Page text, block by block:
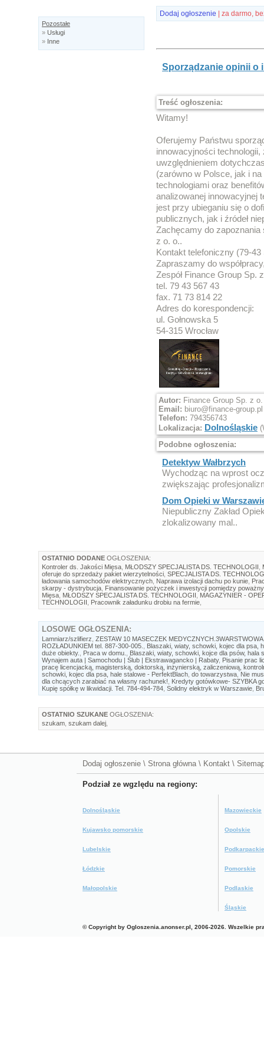
Pozostałe
» Usługi
» Inne
Dodaj ogłoszenie | za darmo,
Sporządzanie opinii
Treść ogłoszenia:
Witamy!
Oferujemy Państwu
innowacyjności
uwzględnieniem
(zarówno w Polsce, jak i
technologiami oraz
analizowanej innowacyjnej
jest przy ubieganiu się o
publicznych, jak i źródeł
Zachęcamy do zapoznania
z o. o..
Kontakt telefoniczny (79-43
Zapraszamy do
Zespół Finance Group Sp.
tel. 79 43 567 43
fax. 71 73 814 22
Adres do korespondencji:
ul. Gołnowska 5
54-315 Wrocław
Autor: Finance Group Sp. z
Email: biuro@finance-group.pl
Telefon: 794356743
Lokalizacja: Dolnośląskie
Podobne ogłoszenia:
Detektyw Wałbrzych
Wychodząc na wprost
zwiększając
Dom Opieki w
Niepubliczny Zakład
zlokalizowany mal..
OSTATNIO DODANE OGŁOSZENIA:
Kontroler ds. Jakości Mięsa MŁODSZY SPECJALISTA DS. TECHNOLOGII
oferuje do sprzedaży pakiet wierzytelności SPECJALISTA DS.
ładowania samochodów elektrycznych Naprawa izolacji dachu po kunie
skarpy - dystrybucja Finansowanie pożyczek i inwestycji pomiędzy
Mięsa MŁODSZY SPECJALISTA DS. TECHNOLOGII
MAGAZYNIER -
TECHNOLOGII
Pracownik załadunku drobiu na fermie
LOSOWE OGŁOSZENIA:
Lamniarz/szlifierz ZESTAW 10 MASECZEK
ROZŁADUNKIEM tel. 887-300-005.
Blaszaki, wiaty, schowki, kojec dla psa,
duże obiekty.
Praca w domu.
Blaszaki, wiaty, schowki, kojce dla psów, hala
Wynajem auta | Samochodu | Ślub | Ekstrawagancko | Rabaty, Pisanie prac
pracę licencjacką, magisterską, doktorską, inżynierską, zaliczeniową,
schowki, kojec dla psa, hale stalowe - PerfektBlach do towarzystwa Nie
dla chcących zarabiać na własny rachunek!
Kredyty gotówkowe- SZYBKA
Kupię spółkę w likwidacji. Tel. 784-494-784 Solidny elektryk w Warszawie
OSTATNIO SZUKANE OGŁOSZENIA:
szukam szukam dalej
Dodaj ogłoszenie \ Strona główna \ Kontakt \
Podział ze wgzlędu na regiony:
Dolnośląskie
Kujawsko pomorskie
Lubelskie
Łódzkie
Małopolskie
Mazowieckie
Opolskie
Podkarpackie
Pomorskie
Podlaskie
Śląskie
© Copyright by Ogloszenia.anonser.pl, 2006-2026. Wszelkie